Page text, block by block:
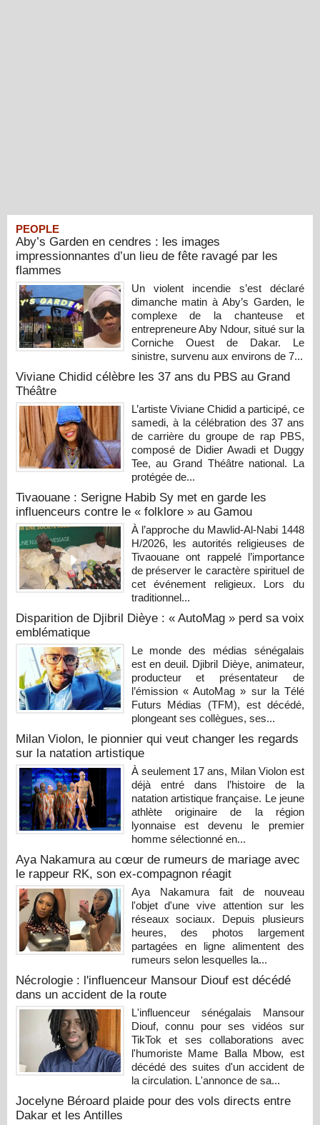
PEOPLE
Aby’s Garden en cendres : les images
impressionnantes d’un lieu de fête ravagé par les
flammes
Un violent incendie s’est déclaré
dimanche matin à Aby’s Garden, le
complexe de la chanteuse et
entrepreneure Aby Ndour, situé sur la
Corniche Ouest de Dakar. Le
sinistre, survenu aux environs de 7...
Viviane Chidid célèbre les 37 ans du PBS au Grand
Théâtre
L’artiste Viviane Chidid a participé, ce
samedi, à la célébration des 37 ans
de carrière du groupe de rap PBS,
composé de Didier Awadi et Duggy
Tee, au Grand Théâtre national. La
protégée de...
Tivaouane : Serigne Habib Sy met en garde les
influenceurs contre le « folklore » au Gamou
À l’approche du Mawlid-Al-Nabi 1448
H/2026, les autorités religieuses de
Tivaouane ont rappelé l’importance
de préserver le caractère spirituel de
cet événement religieux. Lors du
traditionnel...
Disparition de Djibril Dièye : « AutoMag » perd sa voix
emblématique
Le monde des médias sénégalais
est en deuil. Djibril Dièye, animateur,
producteur et présentateur de
l’émission « AutoMag » sur la Télé
Futurs Médias (TFM), est décédé,
plongeant ses collègues, ses...
Milan Violon, le pionnier qui veut changer les regards
sur la natation artistique
À seulement 17 ans, Milan Violon est
déjà entré dans l’histoire de la
natation artistique française. Le jeune
athlète originaire de la région
lyonnaise est devenu le premier
homme sélectionné en...
Aya Nakamura au cœur de rumeurs de mariage avec
le rappeur RK, son ex-compagnon réagit
Aya Nakamura fait de nouveau
l'objet d'une vive attention sur les
réseaux sociaux. Depuis plusieurs
heures, des photos largement
partagées en ligne alimentent des
rumeurs selon lesquelles la...
Nécrologie : l'influenceur Mansour Diouf est décédé
dans un accident de la route
L'influenceur sénégalais Mansour
Diouf, connu pour ses vidéos sur
TikTok et ses collaborations avec
l'humoriste Mame Balla Mbow, est
décédé des suites d'un accident de
la circulation. L'annonce de sa...
Jocelyne Béroard plaide pour des vols directs entre
Dakar et les Antilles